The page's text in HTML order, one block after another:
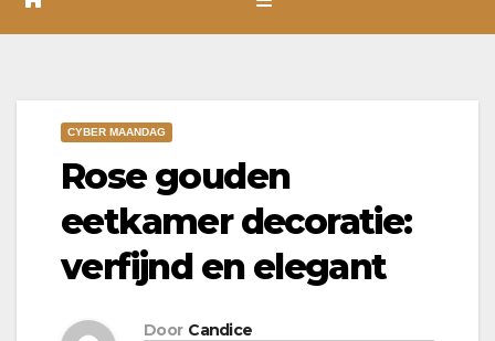
CYBER MAANDAG
Rose gouden
eetkamer decoratie:
verfijnd en elegant
Door Candice